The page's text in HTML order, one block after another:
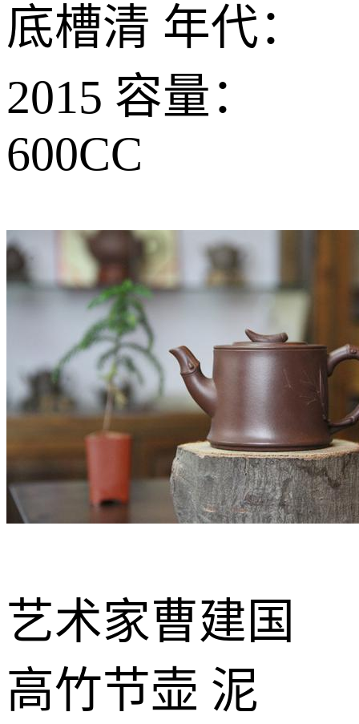
底槽清 年代：
2015 容量：
600CC
艺术家曹建国
高竹节壶 泥